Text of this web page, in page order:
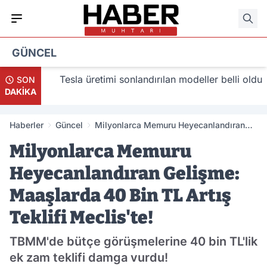
GÜNCEL
SON
DAKİKA
Tesla üretimi sonlandırılan modeller belli oldu
Haberler Güncel
Milyonlarca Memuru Heyecanlandıran
Teklifi Meclis'te!
Milyonlarca Memuru
Heyecanlandıran Gelişme:
Maaşlarda 40 Bin TL Artış
Teklifi Meclis'te!
TBMM'de bütçe görüşmelerine 40 bin TL'lik
ek zam teklifi damga vurdu!